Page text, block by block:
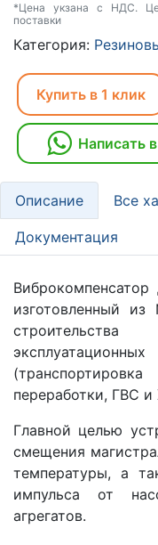
*Цена укзана с НДС.
поставки
Категория:
Купить в 1 клик
Написать
Описание Все
Документация
изготовленный из
переработки, ГВС
Главной целью
смещения
температуры, а
импульса от
агрегатов.